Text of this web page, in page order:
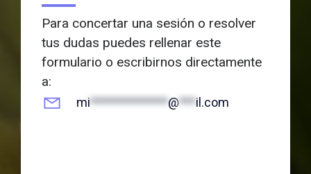
Para concertar una sesión o resolver
tus dudas puedes rellenar este
formulario o escribirnos directamente
a:
mi**************@***il.com